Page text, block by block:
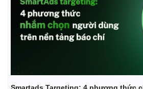
Kinh tế
Bất động sản
Thị
Giá
Tiêu